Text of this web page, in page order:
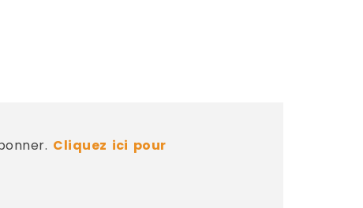
Cliquez ici pour